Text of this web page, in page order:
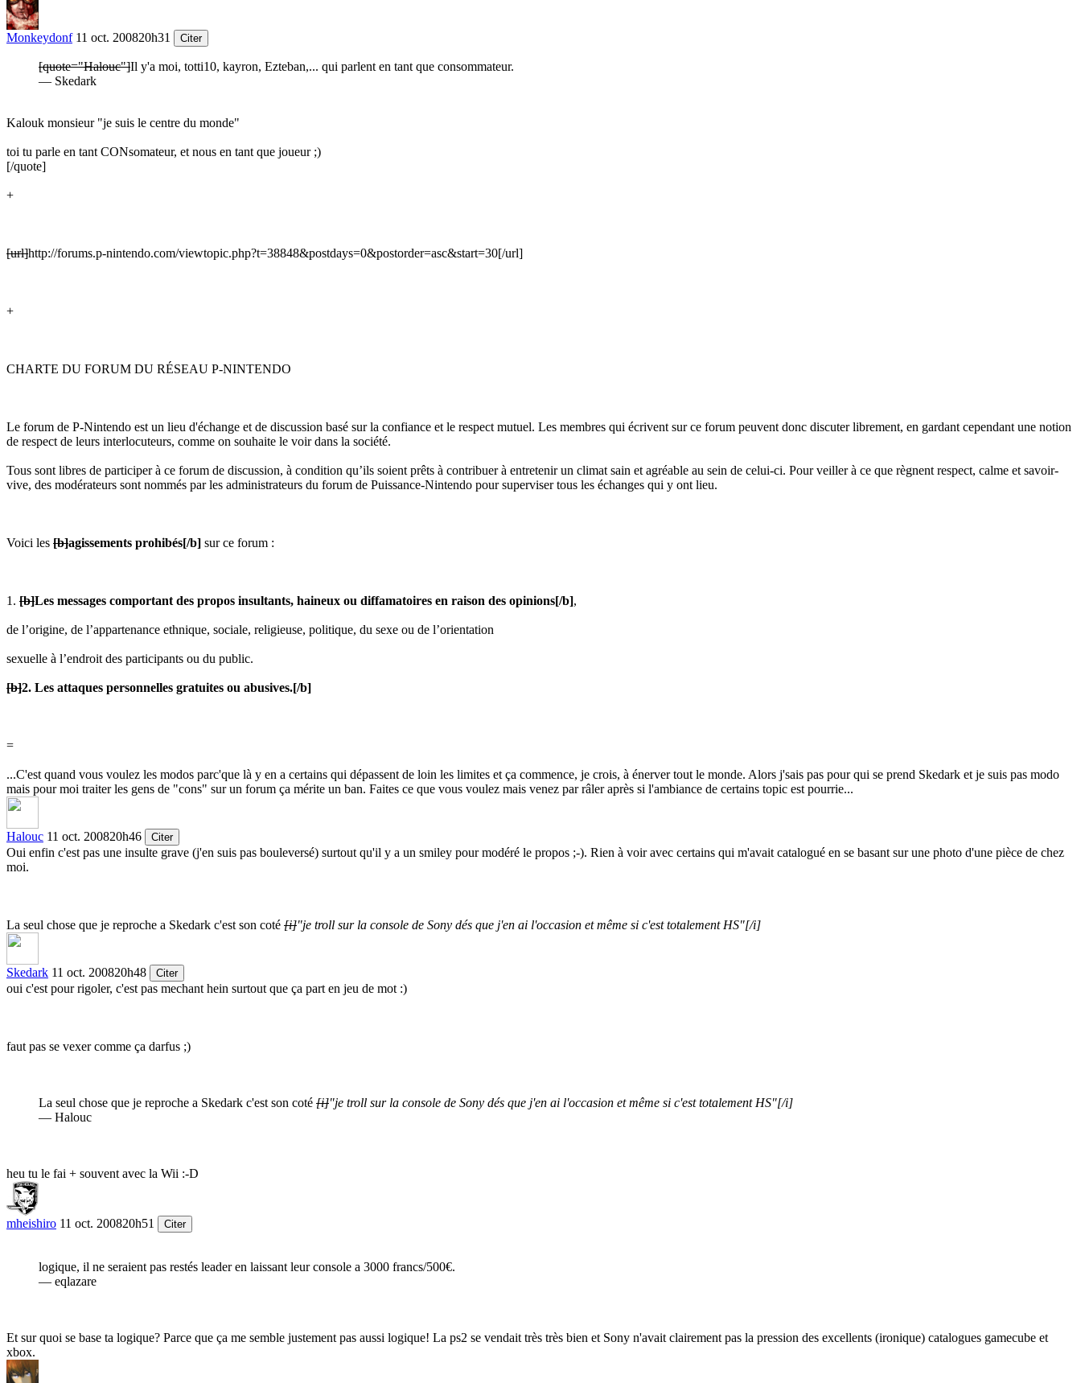
Monkeydonf 11 oct. 200820h31 Citer
[quote="Halouc"]Il y'a moi, totti10, kayron, Ezteban,... qui parlent en tant que consommateur.
— Skedark
Kalouk monsieur "je suis le centre du monde"
toi tu parle en tant CONsomateur, et nous en tant que joueur ;)
[/quote]
+
[url]http://forums.p-nintendo.com/viewtopic.php?t=38848&postdays=0&postorder=asc&start=30[/url]
+
CHARTE DU FORUM DU RÉSEAU P-NINTENDO
Le forum de P-Nintendo est un lieu d'échange et de discussion basé sur la confiance et le respect mutuel. Les membres qui écrivent sur ce forum peuvent donc discuter librement, en gardant cependant une notion
de respect de leurs interlocuteurs, comme on souhaite le voir dans la société.
Tous sont libres de participer à ce forum de discussion, à condition qu’ils soient prêts à contribuer à entretenir un climat sain et agréable au sein de celui-ci. Pour veiller à ce que règnent respect, calme et savoir-
vive, des modérateurs sont nommés par les administrateurs du forum de Puissance-Nintendo pour superviser tous les échanges qui y ont lieu.
Voici les [b]agissements prohibés[/b] sur ce forum :
1. [b]Les messages comportant des propos insultants, haineux ou diffamatoires en raison des opinions[/b],
de l’origine, de l’appartenance ethnique, sociale, religieuse, politique, du sexe ou de l’orientation
sexuelle à l’endroit des participants ou du public.
[b]2. Les attaques personnelles gratuites ou abusives.[/b]
=
...C'est quand vous voulez les modos parc'que là y en a certains qui dépassent de loin les limites et ça commence, je crois, à énerver tout le monde. Alors j'sais pas pour qui se prend Skedark et je suis pas modo
mais pour moi traiter les gens de "cons" sur un forum ça mérite un ban. Faites ce que vous voulez mais venez par râler après si l'ambiance de certains topic est pourrie...
Halouc 11 oct. 200820h46 Citer
Oui enfin c'est pas une insulte grave (j'en suis pas bouleversé) surtout qu'il y a un smiley pour modéré le propos ;-). Rien à voir avec certains qui m'avait catalogué en se basant sur une photo d'une pièce de chez
moi.
La seul chose que je reproche a Skedark c'est son coté [i]"je troll sur la console de Sony dés que j'en ai l'occasion et même si c'est totalement HS"[/i]
Skedark 11 oct. 200820h48 Citer
oui c'est pour rigoler, c'est pas mechant hein surtout que ça part en jeu de mot :)
faut pas se vexer comme ça darfus ;)
La seul chose que je reproche a Skedark c'est son coté [i]"je troll sur la console de Sony dés que j'en ai l'occasion et même si c'est totalement HS"[/i]
— Halouc
heu tu le fai + souvent avec la Wii :-D
mheishiro 11 oct. 200820h51 Citer
logique, il ne seraient pas restés leader en laissant leur console a 3000 francs/500€.
— eqlazare
Et sur quoi se base ta logique? Parce que ça me semble justement pas aussi logique! La ps2 se vendait très très bien et Sony n'avait clairement pas la pression des excellents (ironique) catalogues gamecube et
xbox.